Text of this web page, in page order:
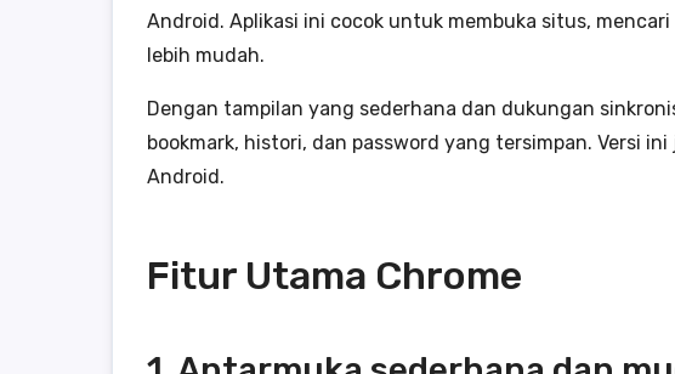
Android. Aplikasi ini cocok untuk membuka situs,
lebih mudah.
Dengan tampilan yang sederhana dan dukungan
bookmark, histori, dan password yang tersimpan. Versi
Android.
Fitur Utama Chrome